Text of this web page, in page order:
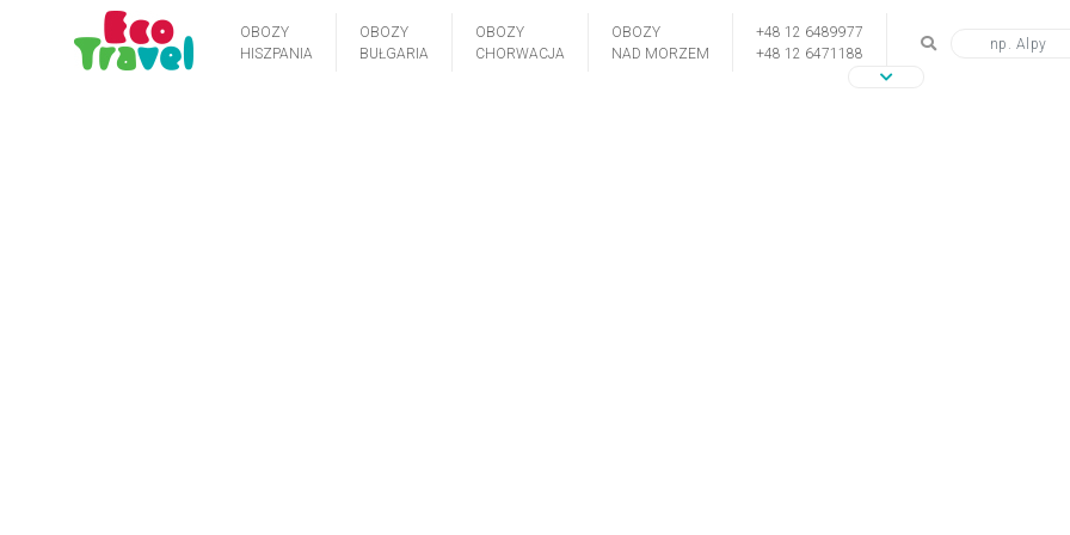
OBOZY
HISZPANIA
OBOZY
BUŁGARIA
OBOZY
CHORWACJA
OBOZY
NAD MORZEM
+48 12 6489977
+48 12 6471188